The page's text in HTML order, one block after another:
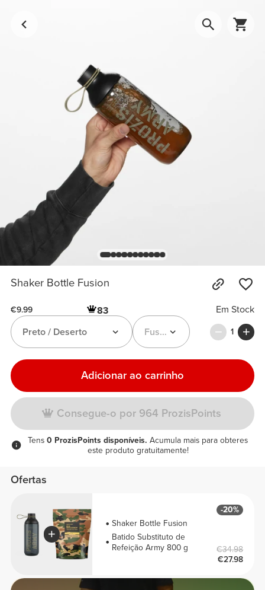
Shaker Bottle Fusion
€9.99 83
Em Stock
Fusion Shaker Bottle
Preto / Deserto 1
Adicionar ao carrinho
Consegue-o por 964 ProzisPoints
Tens 0 ProzisPoints disponíveis. Acumula mais para obteres
este produto gratuitamente!
Ofertas
Shaker Bottle Fusion
Batido Substituto de
Refeição Army 800 g
-20%
€34.98
€27.98